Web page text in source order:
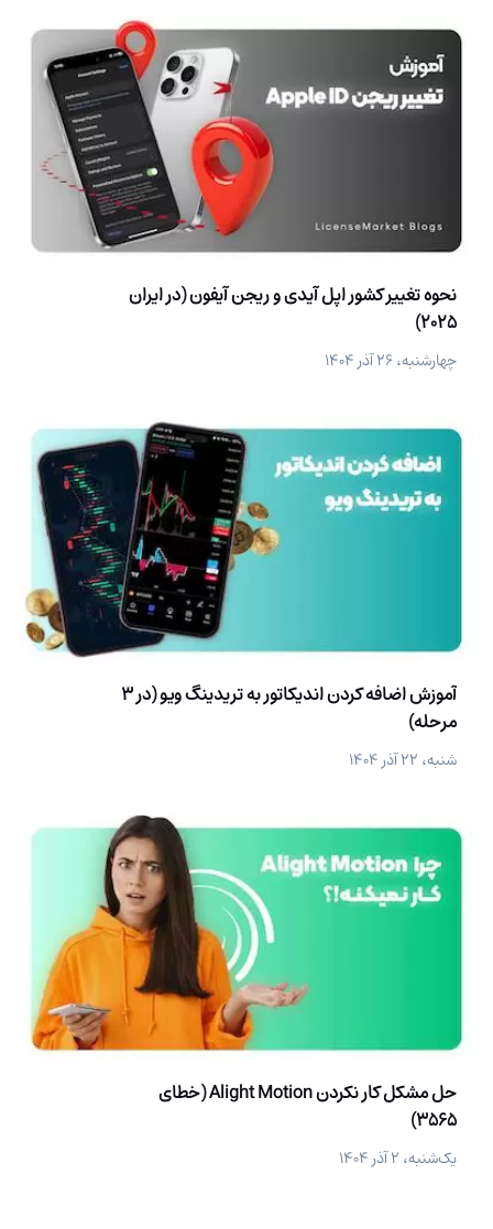
نحوه تغییر کشور اپل آیدی و ریجن آیفون (در ایران
2025)
چهارشنبه، ۲۶ آذر ۱۴۰۴
آموزش اضافه کردن اندیکاتور به تریدینگ ویو (در 3
مرحله)
شنبه، ۲۲ آذر ۱۴۰۴
حل مشکل کار نکردن Alight Motion (خطای
3565)
یک‌شنبه، ۲ آذر ۱۴۰۴